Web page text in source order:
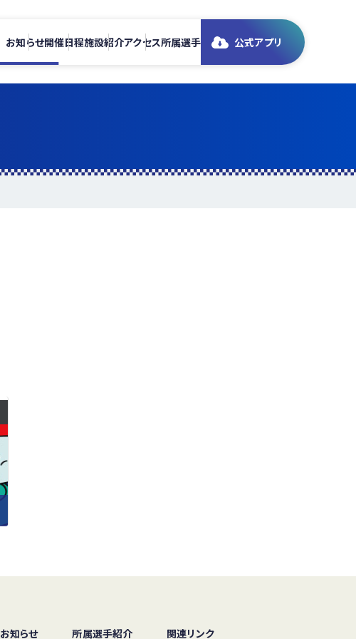
お知らせ開催日程施設紹介アクセス所属選手 公式アプリ
お知らせ 所属選手紹介 関連リンク